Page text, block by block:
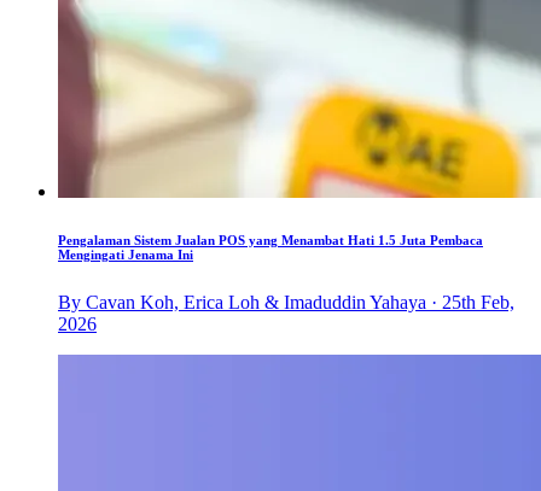
Pengalaman Sistem Jualan POS yang Menambat Hati 1.5 Juta Pembaca
Mengingati Jenama Ini
By Cavan Koh, Erica Loh & Imaduddin Yahaya · 25th Feb,
2026